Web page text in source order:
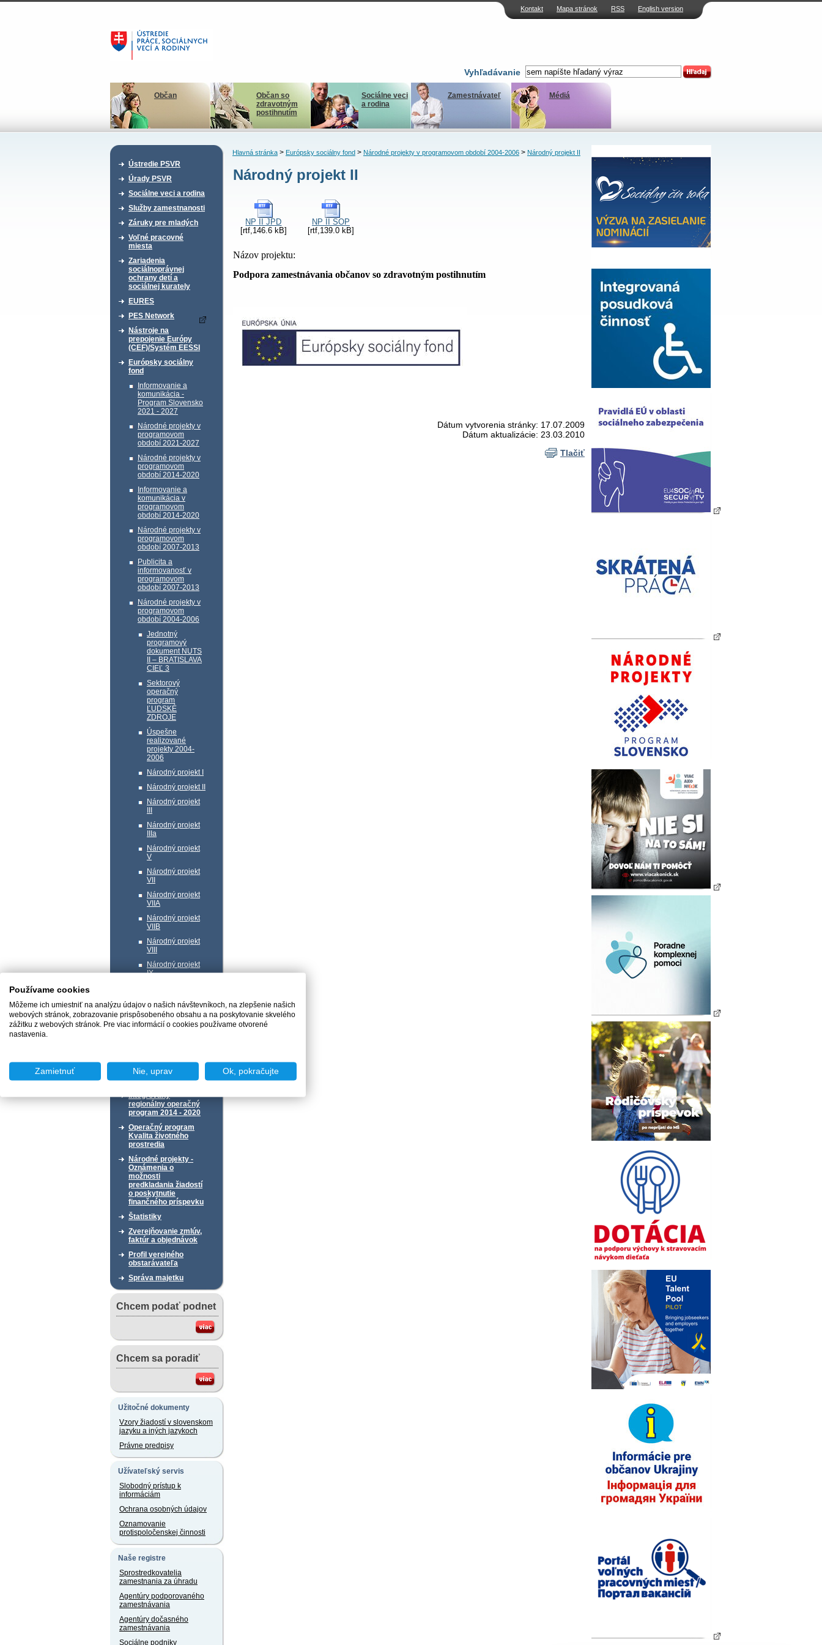
Kontakt Mapa stránok RSS English version
Vyhľadávanie
Občan
Občan so
zdravotným
postihnutím
Sociálne veci
a rodina
Zamestnávateľ Médiá
Ústredie PSVR
Úrady PSVR
Sociálne veci a rodina
Služby zamestnanosti
Záruky pre mladých
Voľné pracovné
miesta
Zariadenia
sociálnoprávnej
ochrany detí a
sociálnej kurately
EURES
PES Network
Nástroje na
prepojenie Európy
(CEF)/Systém EESSI
Európsky sociálny
fond
Informovanie a
komunikácia -
Program Slovensko
2021 - 2027
Národné projekty v
programovom
období 2021-2027
Národné projekty v
programovom
období 2014-2020
Informovanie a
komunikácia v
programovom
období 2014-2020
Národné projekty v
programovom
období 2007-2013
Publicita a
informovanosť v
programovom
období 2007-2013
Národné projekty v
programovom
období 2004-2006
Jednotný
programový
dokument NUTS
II – BRATISLAVA
CIEĽ 3
Sektorový
operačný
program
ĽUDSKÉ
ZDROJE
Úspešne
realizované
projekty 2004-
2006
Národný projekt I
Národný projekt II
Národný projekt
Národný projekt
IIIa
Národný projekt
V
Národný projekt
VII
Národný projekt
VIIA
Národný projekt
VIIB
Národný projekt
VIII
Národný projekt
IX
Národný projekt
XII
Fond pre azyl,
migráciu a integráciu
Integrovaný
regionálny operačný
program 2014 - 2020
Operačný program
Kvalita životného
prostredia
Národné projekty -
Oznámenia o
možnosti
predkladania žiadostí
o poskytnutie
finančného príspevku
Štatistiky
Zverejňovanie zmlúv,
faktúr a objednávok
Profil verejného
obstarávateľa
Správa majetku
Chcem podať podnet
Chcem sa poradiť
Užitočné dokumenty
Vzory žiadostí v slovenskom
jazyku a iných jazykoch
Právne predpisy
Užívateľský servis
Slobodný prístup k
informáciám
Ochrana osobných údajov
Oznamovanie
protispoločenskej činnosti
Naše registre
Sprostredkovatelia
zamestnania za úhradu
Agentúry podporovaného
zamestnávania
Agentúry dočasného
zamestnávania
Sociálne podniky
Hlavná stránka> Európsky sociálny fond> Národné projekty v programovom období 2004-2006> Národný projekt II
Národný projekt II
NP II JPD
[rtf,146.6 kB]
NP II SOP
[rtf,139.0 kB]
Názov projektu:
Podpora zamestnávania občanov so zdravotným postihnutím
Dátum vytvorenia stránky: 17.07.2009
Dátum aktualizácie: 23.03.2010
Tlačiť
Používame cookies
Môžeme ich umiestniť na analýzu údajov o našich návštevníkoch, na zlepšenie našich
webových stránok, zobrazovanie prispôsobeného obsahu a na poskytovanie skvelého
zážitku z webových stránok. Pre viac informácií o cookies používame otvorené
nastavenia.
Zamietnuť Nie, uprav Ok, pokračujte